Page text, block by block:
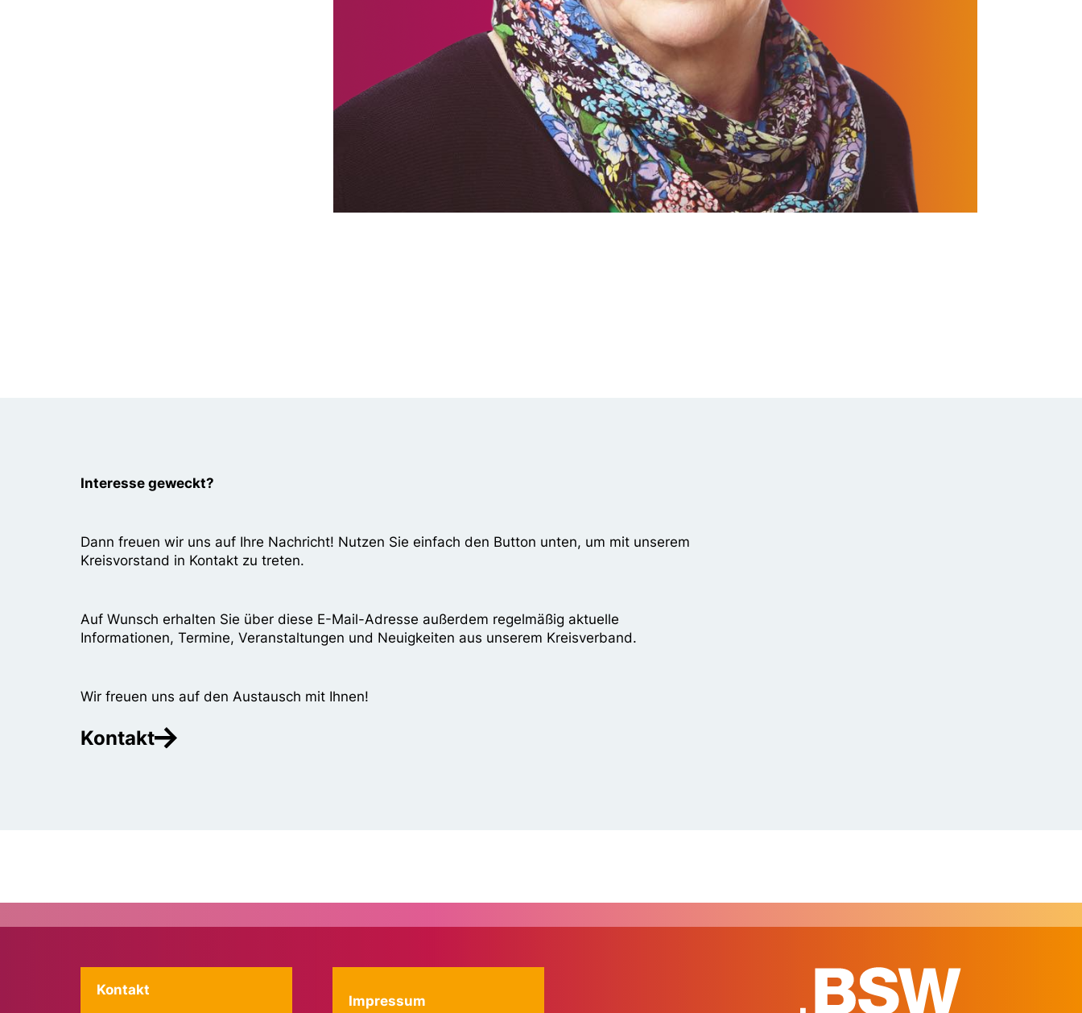
Interesse geweckt?
Dann freuen wir uns auf Ihre Nachricht! Nutzen Sie einfach den Button unten, um mit unserem
Kreisvorstand in Kontakt zu treten.
Auf Wunsch erhalten Sie über diese E-Mail-Adresse außerdem regelmäßig aktuelle
Informationen, Termine, Veranstaltungen und Neuigkeiten aus unserem Kreisverband.
Wir freuen uns auf den Austausch mit Ihnen!
Kontakt
Kontakt
Impressum